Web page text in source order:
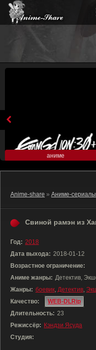
аниме
Anime-share » Аниме-сериалы
Свиной рамэн из
Год: 2018
Дата выхода: 2018-01-12
Возрастное ограничение:
Аниме жанры: Детектив,
Жанры: боевик, Детектив,
Качество:
WEB-DLRip
Длительность: 23
Режиссёр: Кэндзи Ясуда
Студия: